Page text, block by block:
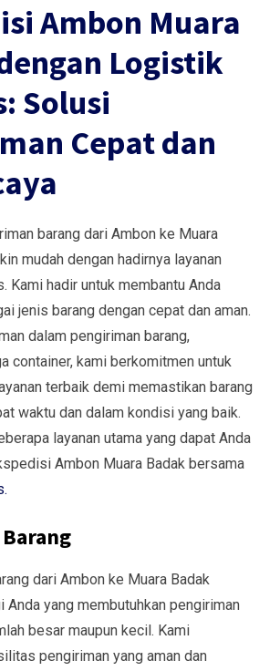
Ambon Muara
Logistik
Solusi
Cepat dan
barang dari Ambon ke Muara
mudah dengan hadirnya layanan
Kami hadir untuk membantu Anda
jenis barang dengan cepat dan aman.
dalam pengiriman barang,
container, kami berkomitmen untuk
terbaik demi memastikan barang
waktu dan dalam kondisi yang baik.
layanan utama yang dapat Anda
Ambon Muara Badak bersama
dari Ambon ke Muara Badak
Anda yang membutuhkan pengiriman
besar maupun kecil. Kami
pengiriman yang aman dan